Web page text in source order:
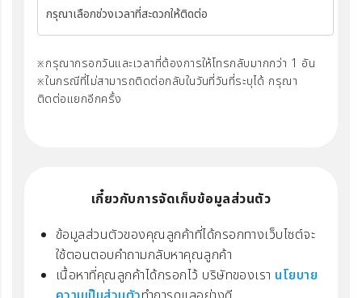
กรุณาเลือกช่วงเวลาที่สะดวกให้ติดต่อ
กรุณากรอกวันและเวลาที่ต้องการให้โทรกลับมากกว่า 1 อัน
ในกรณีที่ไม่สามารถติดต่อกลับในวันที่วันที่ระบุได้ กรุณา
ติดต่อแยกอีกครั้ง
เกี๋ยวกับการจัดเก็บข้อมูลส่วนตัว
ข้อมูลส่วนตัวของคุณลูกค้าที่ได้กรอกทางเว็บไซต์จะ
ใช้ตอนตอบคำถามกลับหาคุณลูกค้า
เนื้อหาที่คุณลูกค้าได้กรอกไว้ บริษัทของเรา นโยบาย